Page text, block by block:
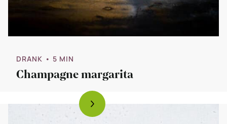
DRANK • 5 MIN
Champagne margarita